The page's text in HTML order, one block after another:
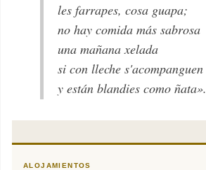
les farrapes, cosa guapa;
no hay comida más sabrosa
una mañana xelada
si con lleche s'acompanguen
y están blandies como ñata».